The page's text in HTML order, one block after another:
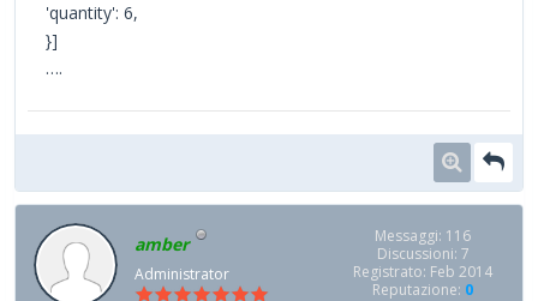
'quantity': 6,
}]
….
amber
Administrator
Messaggi: 116
Discussioni: 7
Registrato: Feb 2014
Reputazione: 0